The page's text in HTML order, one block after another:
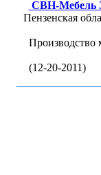
СВН-Мебель
Пензенская
Производство
(12-20-2011)